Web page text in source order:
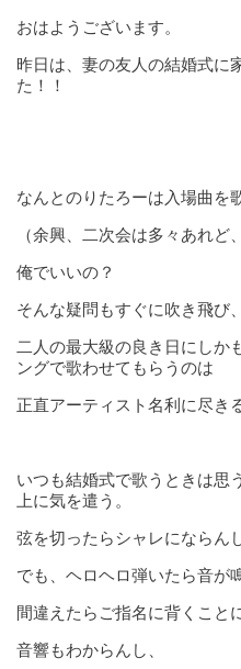
おはようございます。
昨日は、妻の友人の結婚式に
た！！
なんとのりたろーは入場曲を
（余興、二次会は多々あれど
俺でいいの？
そんな疑問もすぐに吹き飛び、
二人の最大級の良き日にしか
ングで歌わせてもらうのは
正直アーティスト名利に尽きる
いつも結婚式で歌うときは思
上に気を遣う。
弦を切ったらシャレにならんし
でも、ヘロヘロ弾いたら音が
間違えたらご指名に背くこと
音響もわからんし、